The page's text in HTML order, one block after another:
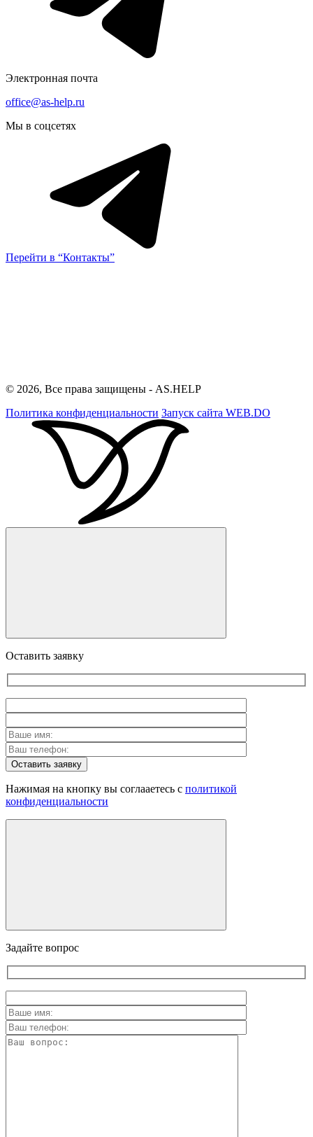
Электронная почта
office@as-help.ru
Мы в соцсетях
Перейти в “Контакты”
© 2026, Все права защищены - AS.HELP
Политика конфиденциальности Запуск сайта WEB.DO
Оставить заявку
Оставить заявку
Нажимая на кнопку вы соглааетесь с политикой
конфиденциальности
Задайте вопрос